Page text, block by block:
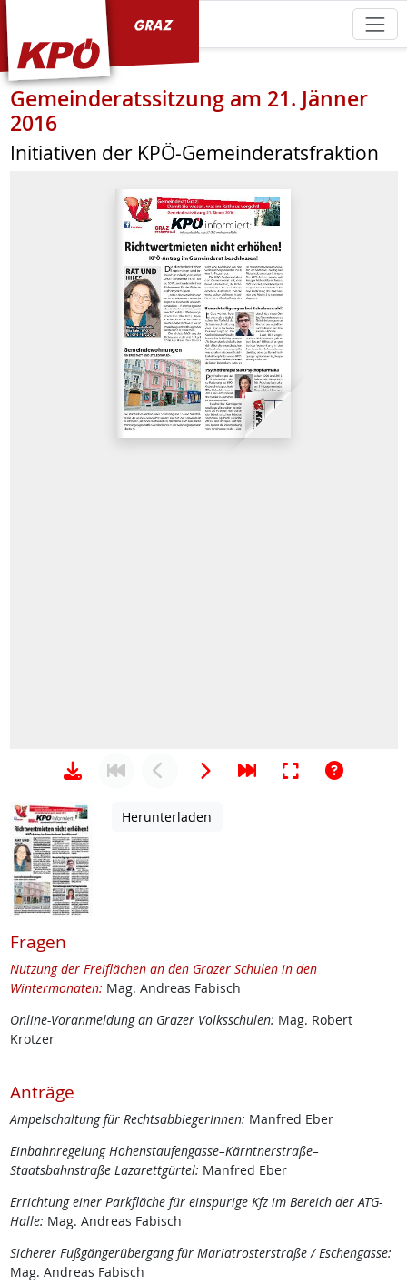
Gemeinderatssitzung am 21. Jänner
2016
Initiativen der KPÖ-Gemeinderatsfraktion
Herunterladen
Fragen
Nutzung der Freiflächen an den Grazer Schulen in den
Wintermonaten: Mag. Andreas Fabisch
Online-Voranmeldung an Grazer Volksschulen: Mag. Robert
Krotzer
Anträge
Ampelschaltung für RechtsabbiegerInnen: Manfred Eber
Einbahnregelung Hohenstaufengasse–Kärntnerstraße–
Staatsbahnstraße Lazarettgürtel: Manfred Eber
Errichtung einer Parkfläche für einspurige Kfz im Bereich der ATG-
Halle: Mag. Andreas Fabisch
Sicherer Fußgängerübergang für Mariatrosterstraße / Eschengasse:
Mag. Andreas Fabisch